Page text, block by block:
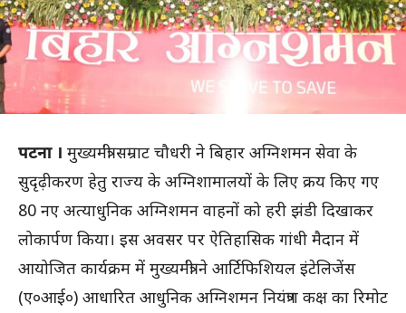
पटना । मुख्यमंत्री सम्राट चौधरी ने बिहार अग्निशमन सेवा के
सुदृढ़ीकरण हेतु राज्य के अग्निशामालयों के लिए क्रय किए गए
80 नए अत्याधुनिक अग्निशमन वाहनों को हरी झंडी दिखाकर
लोकार्पण किया। इस अवसर पर ऐतिहासिक गांधी मैदान में
आयोजित कार्यक्रम में मुख्यमंत्री ने आर्टिफिशियल इंटेलिजेंस
(ए०आई०) आधारित आधुनिक अग्निशमन नियंत्रण कक्ष का रिमोट